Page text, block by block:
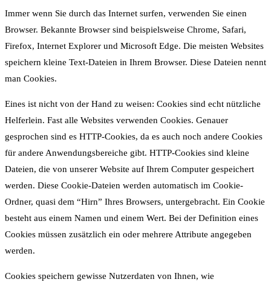
Immer wenn Sie durch das Internet surfen, verwenden Sie einen
Browser. Bekannte Browser sind beispielsweise Chrome, Safari,
Firefox, Internet Explorer und Microsoft Edge. Die meisten Websites
speichern kleine Text-Dateien in Ihrem Browser. Diese Dateien nennt
man Cookies.
Eines ist nicht von der Hand zu weisen: Cookies sind echt nützliche
Helferlein. Fast alle Websites verwenden Cookies. Genauer
gesprochen sind es HTTP-Cookies, da es auch noch andere Cookies
für andere Anwendungsbereiche gibt. HTTP-Cookies sind kleine
Dateien, die von unserer Website auf Ihrem Computer gespeichert
werden. Diese Cookie-Dateien werden automatisch im Cookie-
Ordner, quasi dem “Hirn” Ihres Browsers, untergebracht. Ein Cookie
besteht aus einem Namen und einem Wert. Bei der Definition eines
Cookies müssen zusätzlich ein oder mehrere Attribute angegeben
werden.
Cookies speichern gewisse Nutzerdaten von Ihnen, wie